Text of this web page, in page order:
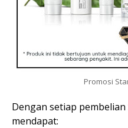
Promosi
Dengan setiap
mendapat: